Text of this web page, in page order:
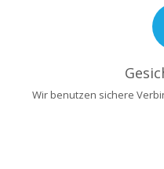
Wir benutzen sichere